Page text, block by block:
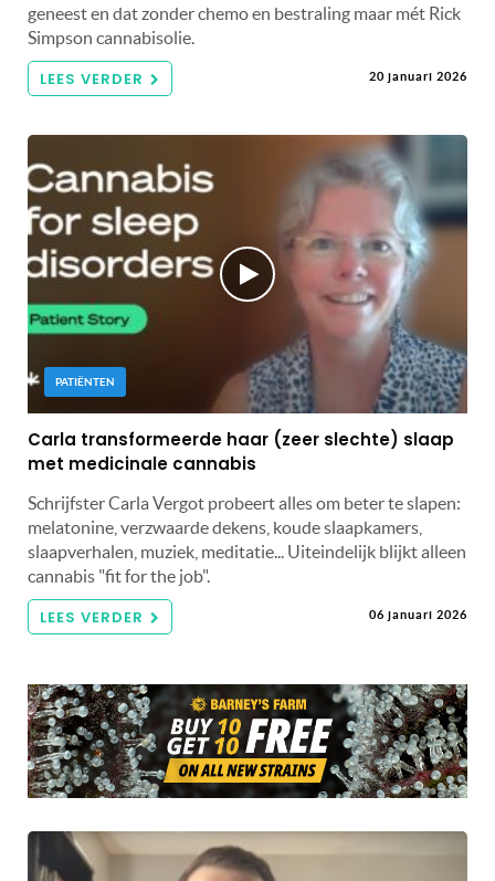
geneest en dat zonder chemo en bestraling maar mét Rick
Simpson cannabisolie.
LEES VERDER 20 januari 2026
PATIËNTEN
Carla transformeerde haar (zeer slechte) slaap
met medicinale cannabis
Schrijfster Carla Vergot probeert alles om beter te slapen:
melatonine, verzwaarde dekens, koude slaapkamers,
slaapverhalen, muziek, meditatie... Uiteindelijk blijkt alleen
cannabis "fit for the job".
LEES VERDER 06 januari 2026